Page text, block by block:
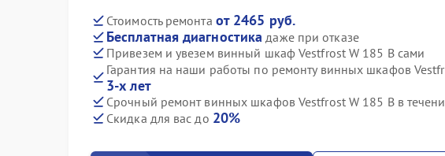
Стоимость ремонта от 2465 руб.
Бесплатная диагностика даже при отказе
Привезем и увезем винный шкаф Vestfrost W 185 B сами
Гарантия на наши работы по ремонту винных шкафов
3-х лет
Срочный ремонт винных шкафов Vestfrost W 185 B в
Скидка для вас до 20%